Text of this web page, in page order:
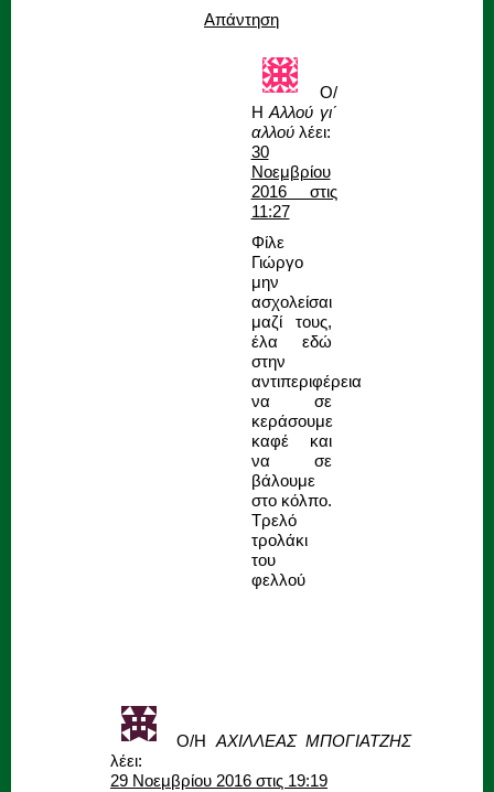
Απάντηση
Ο/
Η Αλλού γι΄
αλλού λέει:
30
Νοεμβρίου
2016 στις
11:27
Φίλε
Γιώργο
μην
ασχολείσαι
μαζί τους,
έλα εδώ
στην
αντιπεριφέρεια
να σε
κεράσουμε
καφέ και
να σε
βάλουμε
στο κόλπο.
Τρελό
τρολάκι
του
φελλού
Ο/Η ΑΧΙΛΛΕΑΣ ΜΠΟΓΙΑΤΖΗΣ
λέει:
29 Νοεμβρίου 2016 στις 19:19